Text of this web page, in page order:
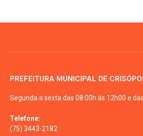
PREFEITURA MUNICIPAL DE
Segunda a sexta das 08:00h às 12h00 e
Telefone:
(75) 3443-2182